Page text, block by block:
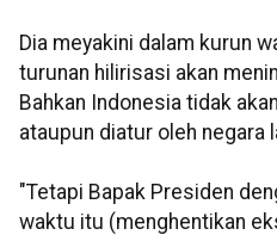
Dia meyakini dalam kurun
turunan hilirisasi akan
Bahkan Indonesia tidak
ataupun diatur oleh negara
"Tetapi Bapak Presiden
waktu itu (menghentikan